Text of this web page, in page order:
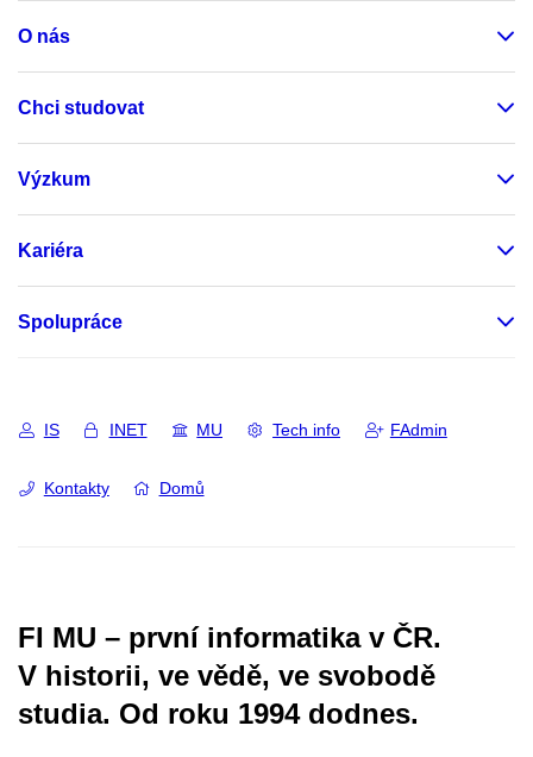
O nás
Chci studovat
Výzkum
Kariéra
Spolupráce
IS INET MU Tech info FAdmin
Kontakty Domů
FI MU – první informatika v ČR.
V historii, ve vědě, ve svobodě
studia. Od roku 1994 dodnes.